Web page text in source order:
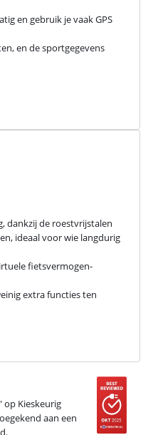
en gebruik je vaak GPS
en de sportgegevens
dankzij de roestvrijstalen
ideaal voor wie langdurig
fietsvermogen-
extra functies ten
op Kieskeurig
aan een